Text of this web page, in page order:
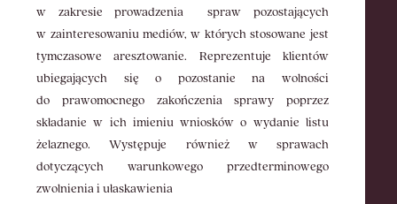
w zakresie prowadzenia
spraw pozostających
w zainteresowaniu mediów, w których stosowane jest
tymczasowe aresztowanie. Reprezentuje klientów
ubiegających się o pozostanie na wolności
do prawomocnego zakończenia sprawy poprzez
składanie w ich imieniu wniosków o wydanie listu
żelaznego. Występuje również w sprawach
dotyczących warunkowego przedterminowego
zwolnienia i ułaskawienia